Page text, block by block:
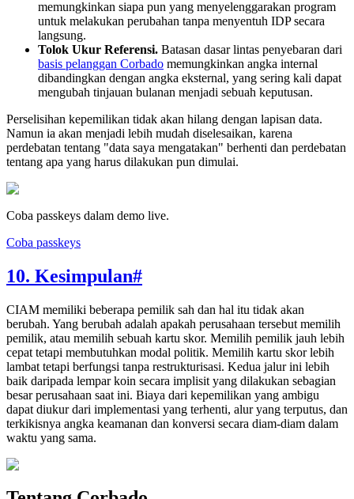
memungkinkan siapa pun yang menyelenggarakan program
untuk melakukan perubahan tanpa menyentuh IDP secara
langsung.
Tolok Ukur Referensi. Batasan dasar lintas penyebaran dari
basis pelanggan Corbado memungkinkan angka internal
dibandingkan dengan angka eksternal, yang sering kali dapat
mengubah tinjauan bulanan menjadi sebuah keputusan.
Perselisihan kepemilikan tidak akan hilang dengan lapisan data.
Namun ia akan menjadi lebih mudah diselesaikan, karena
perdebatan tentang "data saya mengatakan" berhenti dan perdebatan
tentang apa yang harus dilakukan pun dimulai.
Coba passkeys dalam demo live.
Coba passkeys
10. Kesimpulan#
CIAM memiliki beberapa pemilik sah dan hal itu tidak akan
berubah. Yang berubah adalah apakah perusahaan tersebut memilih
pemilik, atau memilih sebuah kartu skor. Memilih pemilik jauh lebih
cepat tetapi membutuhkan modal politik. Memilih kartu skor lebih
lambat tetapi berfungsi tanpa restrukturisasi. Kedua jalur ini lebih
baik daripada lempar koin secara implisit yang dilakukan sebagian
besar perusahaan saat ini. Biaya dari kepemilikan yang ambigu
dapat diukur dari implementasi yang terhenti, alur yang terputus, dan
terkikisnya angka keamanan dan konversi secara diam-diam dalam
waktu yang sama.